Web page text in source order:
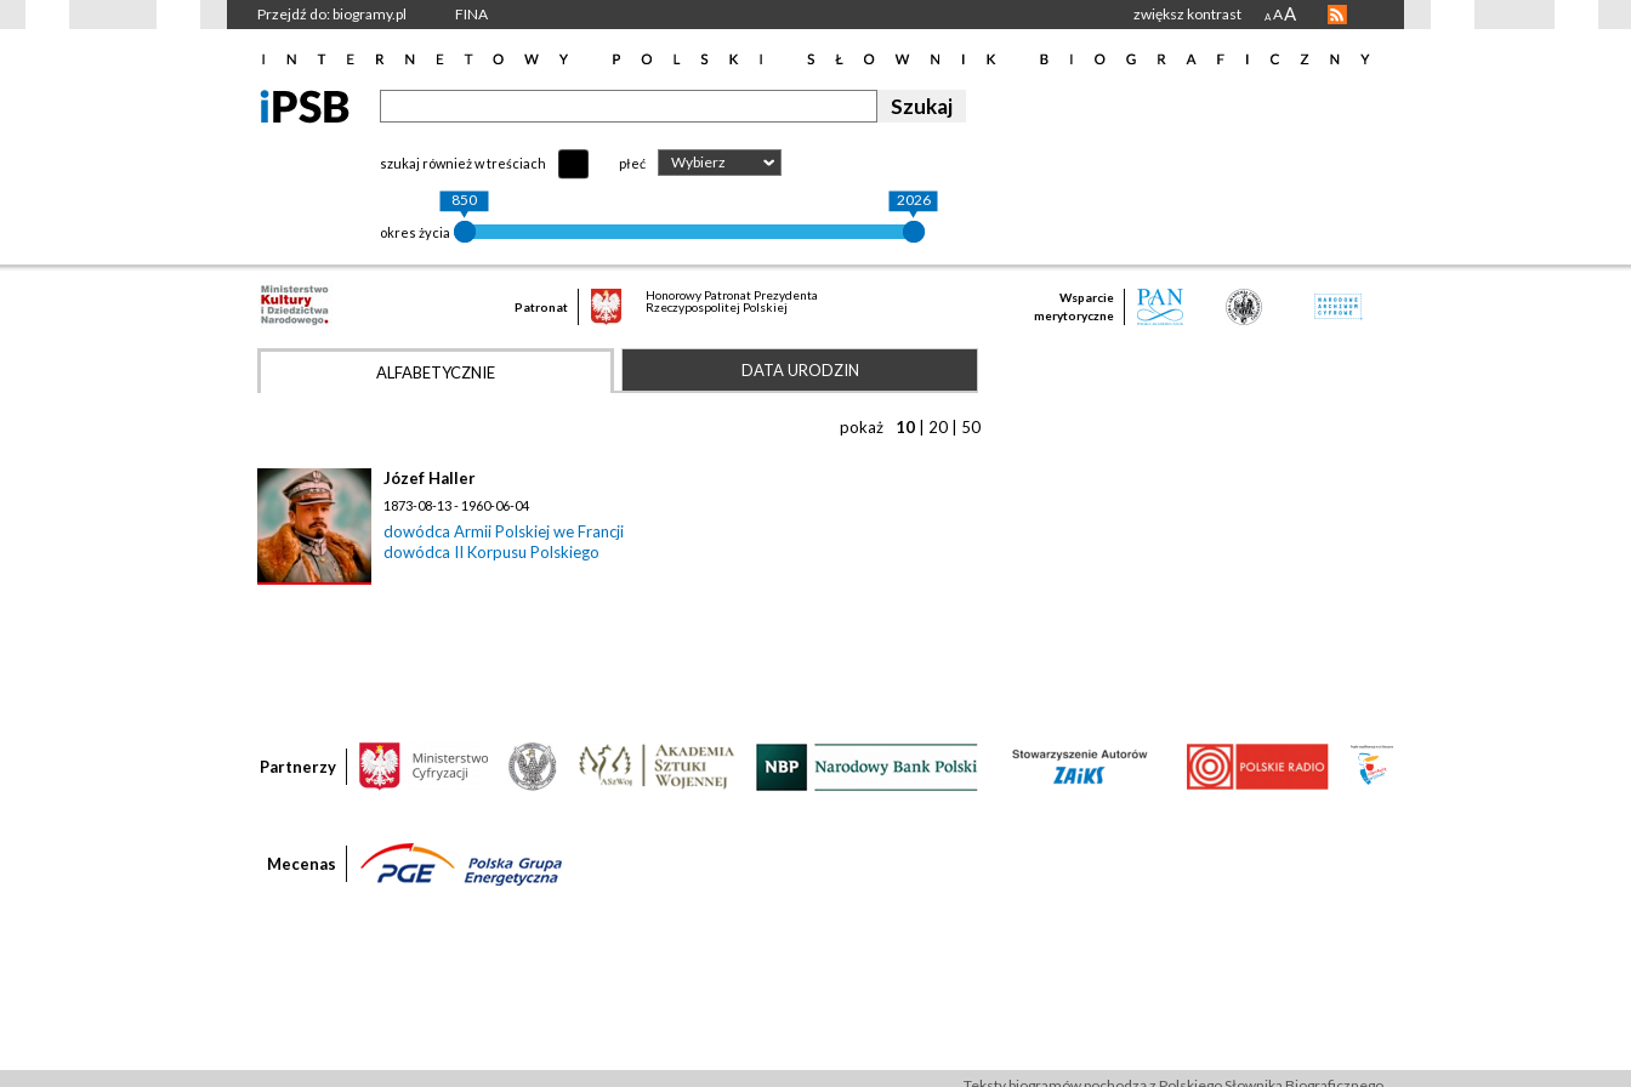
Przejdź do: biogramy.pl FINA zwiększ kontrast A AA
szukaj również w treściach płeć Wybierz
okres życia
850 2026
Patronat
Honorowy Patronat Prezydenta
Rzeczypospolitej Polskiej
Wsparcie
merytoryczne
ALFABETYCZNIE DATA URODZIN
pokaż 10 20 50
Józef Haller
1873-08-13 - 1960-06-04
dowódca Armii Polskiej we Francji
dowódca II Korpusu Polskiego
Partnerzy
Mecenas